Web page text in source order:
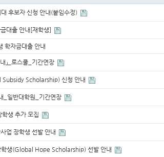
후보자 신청 안내(붙임수정)
대출 안내[재학생]
학자금대출 안내
」_로스쿨_기간연장
Scholarship) 신청 안내
_일반대학원_기간연장
생 추가 모집
업 장학생 선발 안내
학생(Global Hope Scholarship) 선발 안내